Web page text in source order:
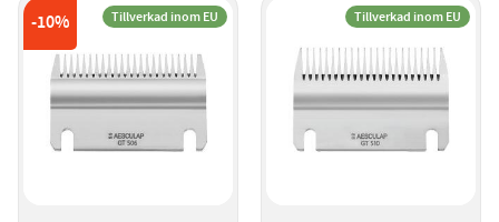
10% Tillverkad inom EU Tillverkad inom EU